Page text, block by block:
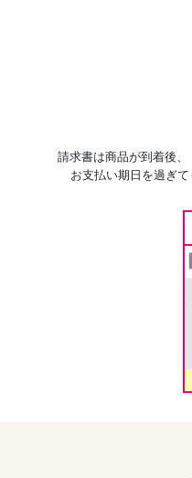
請求書は商品が到着後、
お支払い期日を過ぎ